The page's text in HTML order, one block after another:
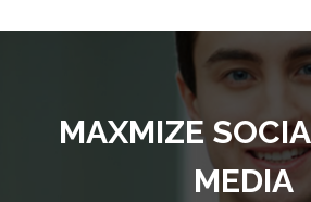
MAXMIZE
MEDIA